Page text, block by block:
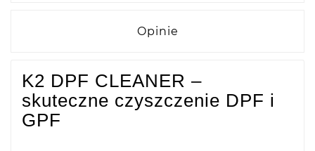
Opinie
K2 DPF CLEANER –
skuteczne czyszczenie DPF i
GPF